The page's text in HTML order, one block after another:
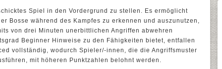
Spiel in den Vordergrund zu stellen. Es ermöglicht
Bosse während des Kampfes zu erkennen und auszunutzen,
von drei Minuten unerbittlichen Angriffen abwehren
Beginner Hinweise zu den Fähigkeiten bietet, entfallen
vollständig, wodurch Spieler/-innen, die die Angriffsmuster
mit höheren Punktzahlen belohnt werden.